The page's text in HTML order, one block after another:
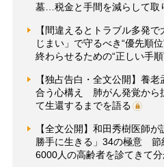
墓…税金と手間を減らして取
【間違えるとトラブル多発
じまい」で守るべき“優先順
終わらせるための“正しい手
【独占告白・全文公開】養
合う心構え 肺がん発覚から
て生還するまでを語る
【全文公開】和田秀樹医師
勝手に生きる」34の極意 節
6000人の高齢者を診てきて